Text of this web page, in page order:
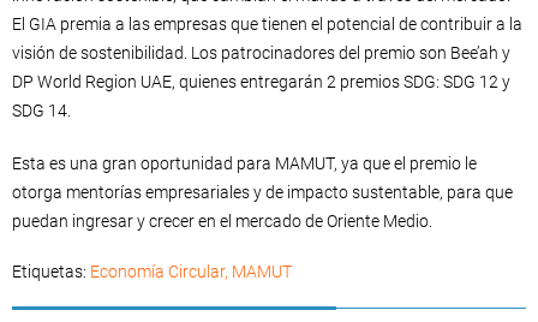
El GIA premia a las empresas que tienen el potencial de contribuir a la
visión de sostenibilidad. Los patrocinadores del premio son Bee’ah y
DP World Region UAE, quienes entregarán 2 premios SDG: SDG 12 y
SDG 14.
Esta es una gran oportunidad para MAMUT, ya que el premio le
otorga mentorías empresariales y de impacto sustentable, para que
puedan ingresar y crecer en el mercado de Oriente Medio.
Etiquetas: Economía Circular, MAMUT